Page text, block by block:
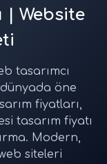
| Website
tasarımcı
öne
fiyatları,
tasarım fiyatı
Modern,
siteleri